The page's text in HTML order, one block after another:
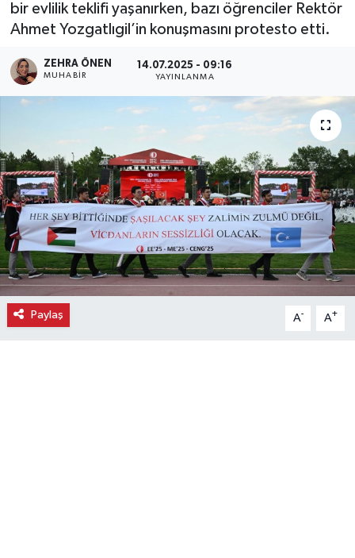
bir evlilik teklifi yaşanırken, bazı öğrenciler Rektör
Ahmet Yozgatlıgil’in konuşmasını protesto etti.
ZEHRA ÖNEN
MUHABIR
14.07.2025 - 09:16
YAYINLANMA
Paylaş A- A+
Dünya
Eğitim
Ekonomi
Eleman
Emlak
Gündem
Gurme
Haber
Son Dakika Haberleri
Haber Arşivi